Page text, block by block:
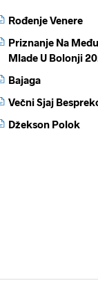
Rođenje Venere
Priznanje Na
Mlade U Bolonji
Bajaga
Večni Sjaj
Džekson Polok